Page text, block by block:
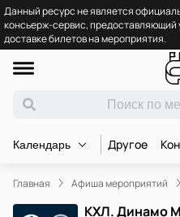
Данный ресурс не является
консьерж-сервис, предоставляющий
доставке билетов на мероприятия.
Календарь Другое
Главная Афиша мероприятий
КХЛ. Динамо